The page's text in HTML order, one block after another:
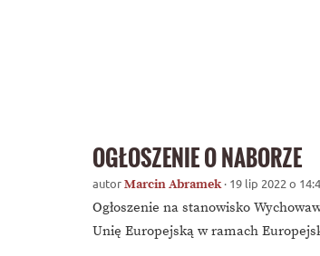
OGŁOSZENIE O NABORZE
autorMarcin Abramek· 19 lip 2022 o
Ogłoszenie na stanowisko
Unię Europejską w ramach